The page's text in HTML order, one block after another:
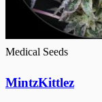
Medical Seeds
MintzKittlez